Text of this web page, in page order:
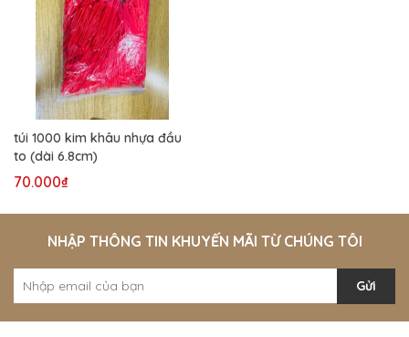
túi 1000 kim khâu nhựa đầu
to (dài 6.8cm)
70.000₫
NHẬP THÔNG TIN KHUYẾN MÃI TỪ CHÚNG TÔI
Gửi